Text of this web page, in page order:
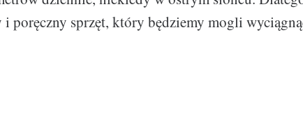
i poręczny sprzęt, który będziemy mogli